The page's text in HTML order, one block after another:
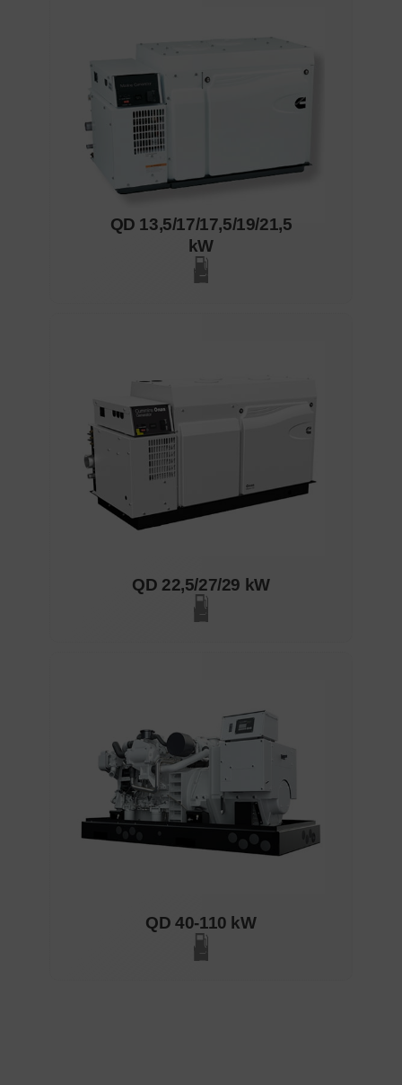
QD 13,5/17/17,5/19/21,5
kW
QD 22,5/27/29 kW
QD 40-110 kW